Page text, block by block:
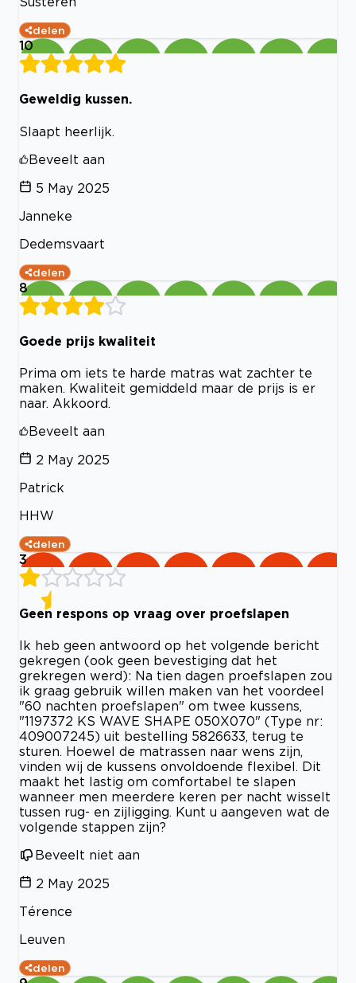
delen
10
Geweldig kussen.
Slaapt heerlijk.
Beveelt aan
5 May 2025
Janneke
Dedemsvaart
delen
8
Goede prijs kwaliteit
Prima om iets te harde matras wat zachter te
maken. Kwaliteit gemiddeld maar de prijs is er
naar. Akkoord.
Beveelt aan
2 May 2025
Patrick
HHW
delen
3
Geen respons op vraag over proefslapen
Ik heb geen antwoord op het volgende bericht
gekregen (ook geen bevestiging dat het
grekregen werd): Na tien dagen proefslapen zou
ik graag gebruik willen maken van het voordeel
"60 nachten proefslapen" om twee kussens,
"1197372 KS WAVE SHAPE 050X070" (Type nr:
409007245) uit bestelling 5826633, terug te
sturen. Hoewel de matrassen naar wens zijn,
vinden wij de kussens onvoldoende flexibel. Dit
maakt het lastig om comfortabel te slapen
wanneer men meerdere keren per nacht wisselt
tussen rug- en zijligging. Kunt u aangeven wat de
volgende stappen zijn?
Beveelt niet aan
2 May 2025
Térence
Leuven
delen